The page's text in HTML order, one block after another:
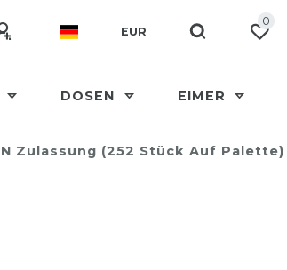
EUR
0
DOSEN EIMER
Zulassung (252 Stück Auf Palette)